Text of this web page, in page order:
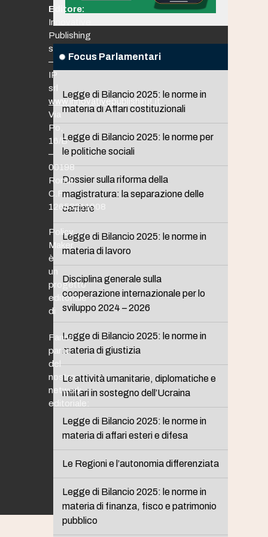
Focus Parlamentari
Legge di Bilancio 2025: le norme in
materia di Affari costituzionali
Legge di Bilancio 2025: le norme per
le politiche sociali
Dossier sulla riforma della
magistratura: la separazione delle
carriere
Legge di Bilancio 2025: le norme in
materia di lavoro
Disciplina generale sulla
cooperazione internazionale per lo
sviluppo 2024 – 2026
Legge di Bilancio 2025: le norme in
materia di giustizia
Le attività umanitarie, diplomatiche e
militari in sostegno dell’Ucraina
Legge di Bilancio 2025: le norme in
materia di affari esteri e difesa
Le Regioni e l’autonomia differenziata
Legge di Bilancio 2025: le norme in
materia di finanza, fisco e patrimonio
pubblico
Editore:
Innovative
Publishing
srl
–
IP
srl
www.innovativepublishing.it
Via
Po,
16/B
–
00198
Roma
C.F.
12653211008
Policy
Maker
è
un
progetto
editoriale
di
Fanno
parte
del
nostro
network
editoriale: